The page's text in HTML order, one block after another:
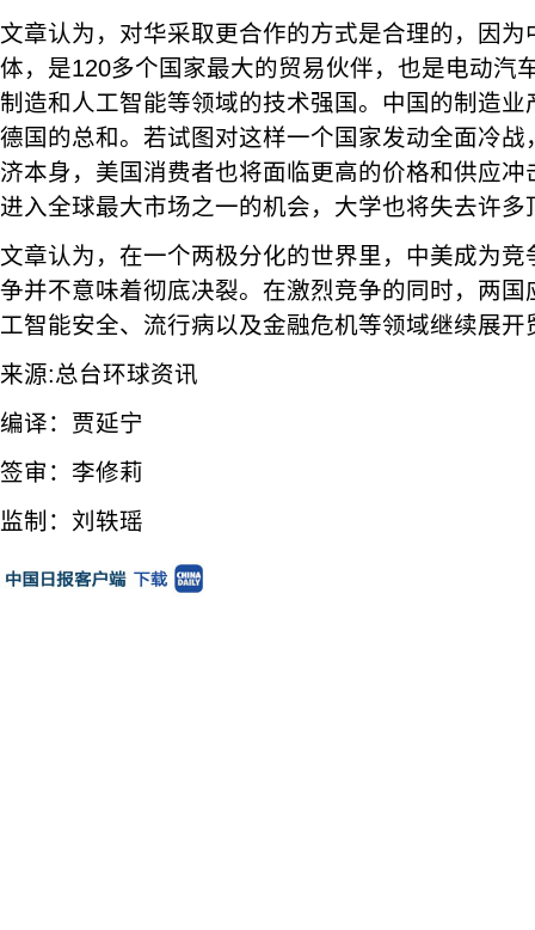
文章认为，对华采取更合作的方式是合理的，因
体，是120多个国家最大的贸易伙伴，也是电动汽
制造和人工智能等领域的技术强国。中国的制造
德国的总和。若试图对这样一个国家发动全面冷
济本身，美国消费者也将面临更高的价格和供应
进入全球最大市场之一的机会，大学也将失去许多
文章认为，在一个两极分化的世界里，中美成为
争并不意味着彻底决裂。在激烈竞争的同时，两
工智能安全、流行病以及金融危机等领域继续展
来源:总台环球资讯
编译：贾延宁
签审：李修莉
监制：刘轶瑶